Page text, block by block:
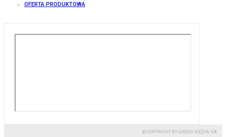
OFERTA PRODUKTOWA
© COPYRIGHT BY GREMI MEDIA SA